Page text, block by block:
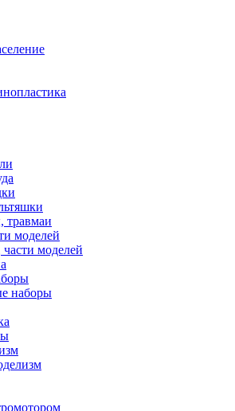
травмаи
моделей
моделей
наборы